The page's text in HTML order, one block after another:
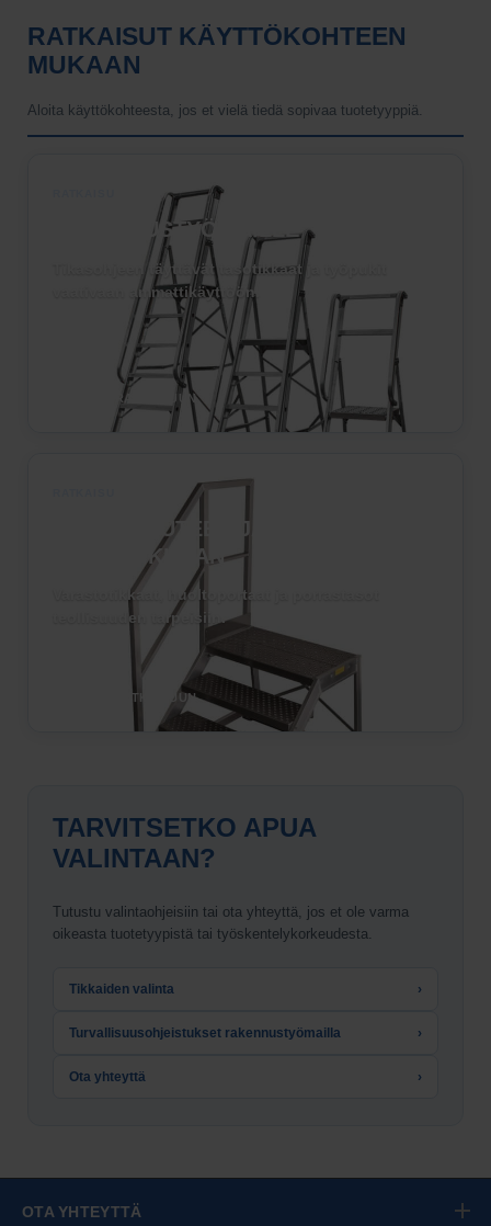
RATKAISUT KÄYTTÖKOHTEEN
MUKAAN
Aloita käyttökohteesta, jos et vielä tiedä sopivaa tuotetyyppiä.
RAKENNUSTYÖMAILLE
Tikasohjeen täyttävät tasotikkaat ja työpukit
vaativaan ammattikäyttöön.
TUTUSTU RATKAISUUN
TEOLLISUUTEEN JA
LOGISTIIKKAAN
Varastotikkaat, huoltoportaat ja porrastasot
teollisuuden tarpeisiin.
TUTUSTU RATKAISUUN
TARVITSETKO APUA
VALINTAAN?
Tutustu valintaohjeisiin tai ota yhteyttä, jos et ole varma
oikeasta tuotetyypistä tai työskentelykorkeudesta.
Tikkaiden valinta ›
Turvallisuusohjeistukset rakennustyömailla ›
Ota yhteyttä ›
OTA YHTEYTTÄ